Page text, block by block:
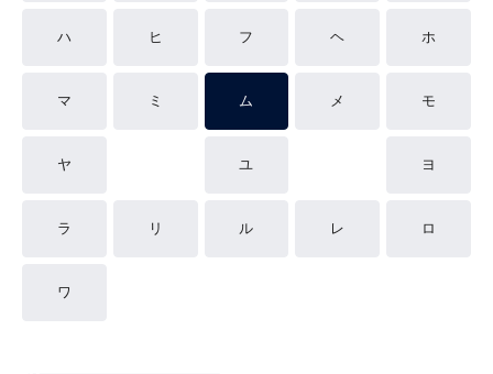
ハ ヒ フ ヘ ホ
マ ミ ム メ モ
ヤ ユ ヨ
ラ リ ル レ ロ
ワ